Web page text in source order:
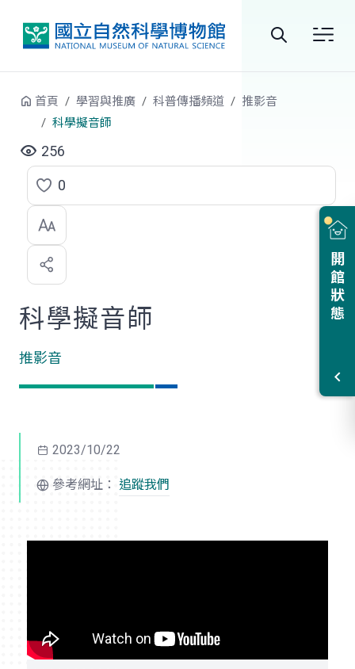
站
開館狀態
首頁 學習與推廣 科普傳播頻道
推影音
科學擬音師
256
點
選
喜
歡
0
科學擬音師
推影音
2023/10/22
參考網址： 追蹤我們